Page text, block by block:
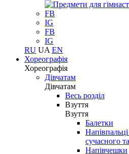
FB
IG
FB
IG
RU UA EN
Хореографія
Хореографія
Дівчатам
Дівчатам
Весь розділ
Взуття
Взуття
Балетки
сучасного
Напівчешки